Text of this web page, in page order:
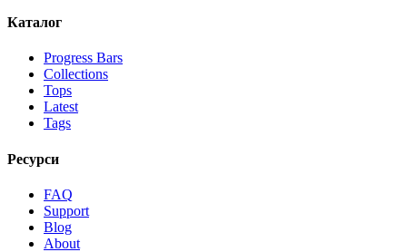
Каталог
Progress Bars
Collections
Tops
Latest
Tags
Ресурси
FAQ
Support
Blog
About